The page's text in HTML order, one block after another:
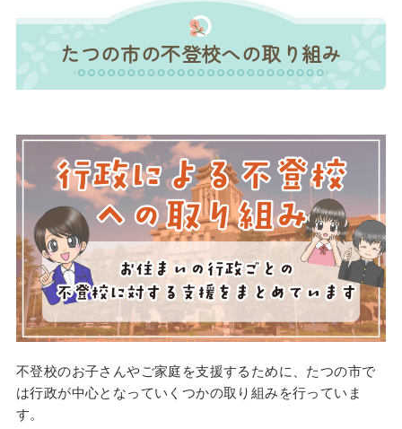
たつの市の不登校への取り組み
不登校のお子さんやご家庭を支援するために、たつの市で
は行政が中心となっていくつかの取り組みを行っていま
す。